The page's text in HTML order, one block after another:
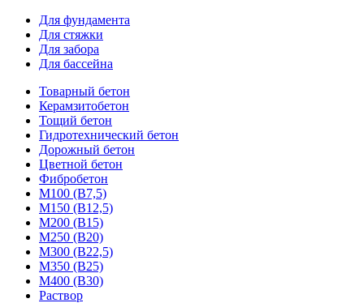
Для фундамента
Для стяжки
Для забора
Для бассейна
Товарный бетон
Керамзитобетон
Тощий бетон
Гидротехнический бетон
Дорожный бетон
Цветной бетон
Фибробетон
М100 (В7,5)
М150 (В12,5)
М200 (В15)
М250 (В20)
М300 (В22,5)
М350 (В25)
М400 (В30)
Раствор